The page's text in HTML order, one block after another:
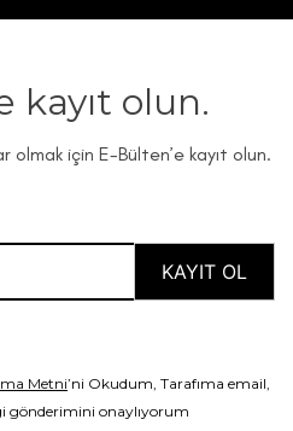
kayıt olun.
olmak için E-Bülten’e kayıt olun.
Metni’ni Okudum, Tarafıma email,
gönderimini onaylıyorum